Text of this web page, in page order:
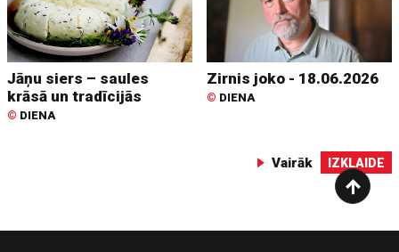
Jāņu siers – saules
krāsā un tradīcijās
© DIENA
Zirnis joko - 18.06.2026
© DIENA
Vairāk IZKLAIDE